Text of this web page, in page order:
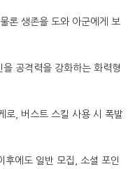
론 생존을 도와 아군에게 보
을 공격력을 강화하는 화력형
로, 버스트 스킬 사용 시 폭발
후에도 일반 모집, 소셜 포인